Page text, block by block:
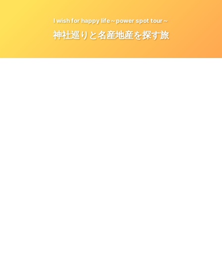
I wish for happy life～power spot tour～
神社巡りと名産地産を探す旅